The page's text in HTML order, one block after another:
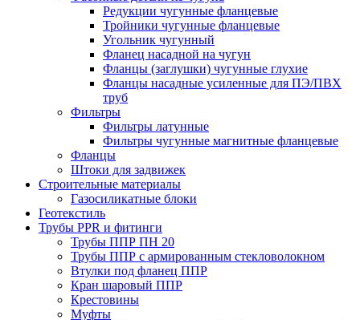
Редукции чугунные фланцевые
Тройники чугунные фланцевые
Угольник чугунный
Фланец насадной на чугун
Фланцы (заглушки) чугунные глухие
Фланцы насадные усиленные для ПЭ/ПВХ
труб
Фильтры
Фильтры латунные
Фильтры чугунные магнитные фланцевые
Фланцы
Штоки для задвижек
Строительные материалы
Газосиликатные блоки
Геотекстиль
Трубы PPR и фитинги
Трубы ППР ПН 20
Трубы ППР с армированным стекловолокном
Втулки под фланец ППР
Кран шаровый ППР
Крестовины
Муфты